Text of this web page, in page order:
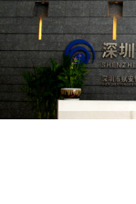
测方法已无法满
尤其是目前众多
剧院、会议展览
育馆、大型仓库
间等，其建筑结构
火灾隐患多。一